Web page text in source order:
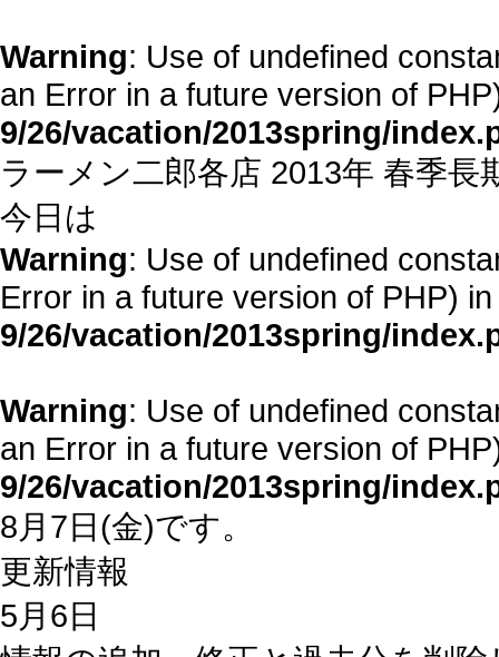
Warning: Use of undefined
an Error in a future version of
9/26/vacation/2013spring/
ラーメン二郎各店 2013年 春季
今日は
Warning: Use of undefined
Error in a future version of PHP)
9/26/vacation/2013spring/
Warning: Use of undefined
an Error in a future version of
9/26/vacation/2013spring/
8月7日(金)です。
更新情報
5月6日